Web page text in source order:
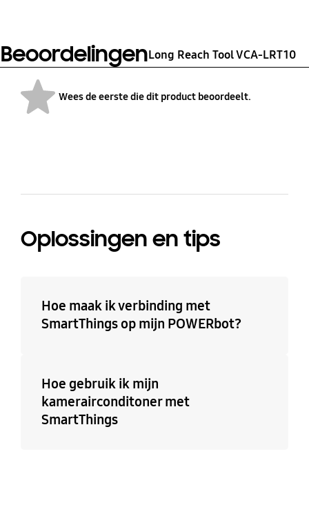
BeoordelingenLong Reach Tool VCA-LRT10
Wees de eerste die dit product beoordeelt.
Oplossingen en tips
Hoe maak ik verbinding met
SmartThings op mijn POWERbot?
Hoe gebruik ik mijn
kamerairconditoner met
SmartThings